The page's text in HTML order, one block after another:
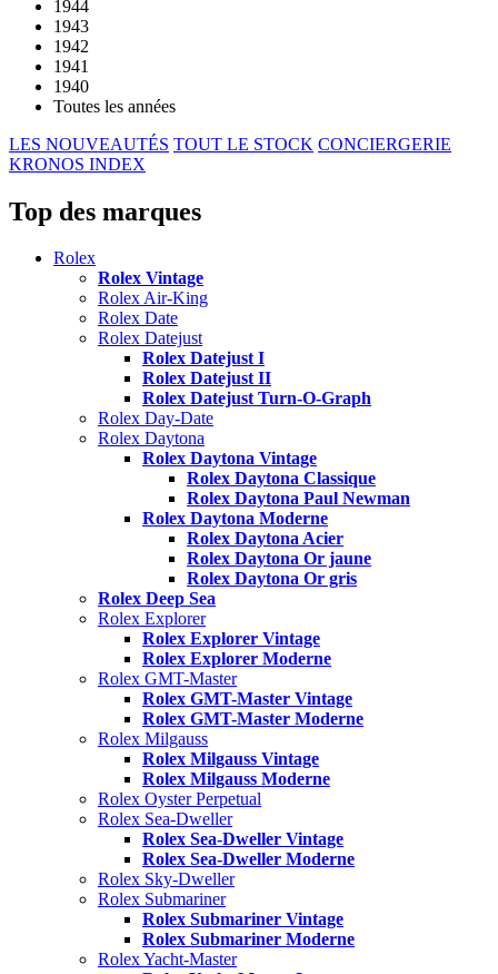
1944
1943
1942
1941
1940
Toutes les années
LES NOUVEAUTÉS TOUT LE STOCK CONCIERGERIE
KRONOS INDEX
Top des marques
Rolex
Rolex Vintage
Rolex Air-King
Rolex Date
Rolex Datejust
Rolex Datejust I
Rolex Datejust II
Rolex Datejust Turn-O-Graph
Rolex Day-Date
Rolex Daytona
Rolex Daytona Vintage
Rolex Daytona Classique
Rolex Daytona Paul Newman
Rolex Daytona Moderne
Rolex Daytona Acier
Rolex Daytona Or jaune
Rolex Daytona Or gris
Rolex Deep Sea
Rolex Explorer
Rolex Explorer Vintage
Rolex Explorer Moderne
Rolex GMT-Master
Rolex GMT-Master Vintage
Rolex GMT-Master Moderne
Rolex Milgauss
Rolex Milgauss Vintage
Rolex Milgauss Moderne
Rolex Oyster Perpetual
Rolex Sea-Dweller
Rolex Sea-Dweller Vintage
Rolex Sea-Dweller Moderne
Rolex Sky-Dweller
Rolex Submariner
Rolex Submariner Vintage
Rolex Submariner Moderne
Rolex Yacht-Master